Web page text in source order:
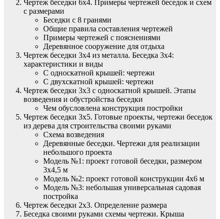
Чертеж беседки 6х4. Примеры чертежей беседок и схем
с размерами
Беседки с 8 гранями
Общие правила составления чертежей
Примеры чертежей с пояснениями
Деревянное сооружение для отдыха
Чертеж беседки 3х4 из металла. Беседка 3х4:
характеристики и виды
С односкатной крышей: чертежи
С двухскатной крышей: чертежи
Чертеж беседки 3х3 с односкатной крышей. Этапы
возведения и обустройства беседки
Чем обусловлена конструкция постройки
Чертеж беседки 3х5. Готовые проекты, чертежи беседок
из дерева для строительства своими руками
Схема возведения
Деревянные беседки. Чертежи для реализации
небольшого проекта
Модель №1: проект готовой беседки, размером
3х4,5 м
Модель №2: проект готовой конструкции 4х6 м
Модель №3: небольшая универсальная садовая
постройка
Чертеж беседки 2х3. Определение размера
Беседка своими руками схемы чертежи. Крыша